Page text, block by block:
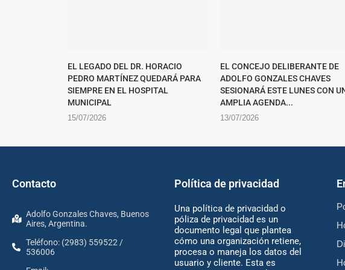
EL LEGADO DEL DR. HORACIO
PEDRO MARTÍNEZ QUEDARÁ PARA
SIEMPRE EN EL HOSPITAL
MUNICIPAL
15/07/2026
EL CONCEJO DELIBERANTE DE
ADOLFO GONZALES CHAVES
SESIONARÁ ESTE LUNES CON
AMPLIA AGENDA...
13/07/2026
Contacto
Adolfo Gonzales Chaves, Buenos
Aires, Argentina.
Teléfono: (2983) 559522 /
536006
Política de privacidad
Una política de privacidad o
póliza de privacidad es un
documento legal que plantea
cómo una organización retiene,
procesa o maneja los datos del
usuario y cliente. Esta es